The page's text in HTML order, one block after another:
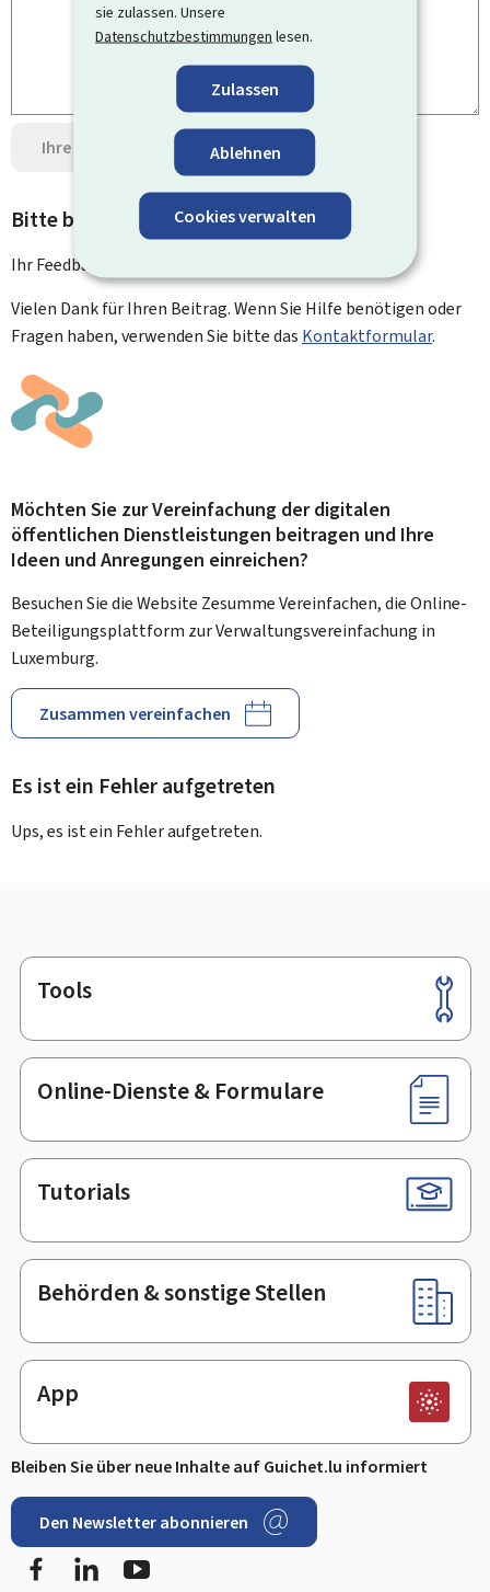
sie zulassen. Unsere
Datenschutzbestimmungen lesen.
Zulassen
Ablehnen
Cookies verwalten
Ihre Meinung senden Datenschutz
Bitte bewerten Sie diese Seite
Ihr Feedback wurde
Vielen Dank für Ihren Beitrag. Wenn Sie Hilfe benötigen oder
Fragen haben, verwenden Sie bitte das Kontaktformular.
Möchten Sie zur Vereinfachung der digitalen
öffentlichen Dienstleistungen beitragen und Ihre
Ideen und Anregungen einreichen?
Besuchen Sie die Website Zesumme Vereinfachen, die Online-
Beteiligungsplattform zur Verwaltungsvereinfachung in
Luxemburg.
Zusammen vereinfachen
Es ist ein Fehler aufgetreten
Ups, es ist ein Fehler aufgetreten.
Footer
Tools
Online-Dienste & Formulare
Tutorials
Behörden & sonstige Stellen
App
Bleiben Sie über neue Inhalte auf Guichet.lu informiert
Den Newsletter abonnieren
FacebookLinkedIn